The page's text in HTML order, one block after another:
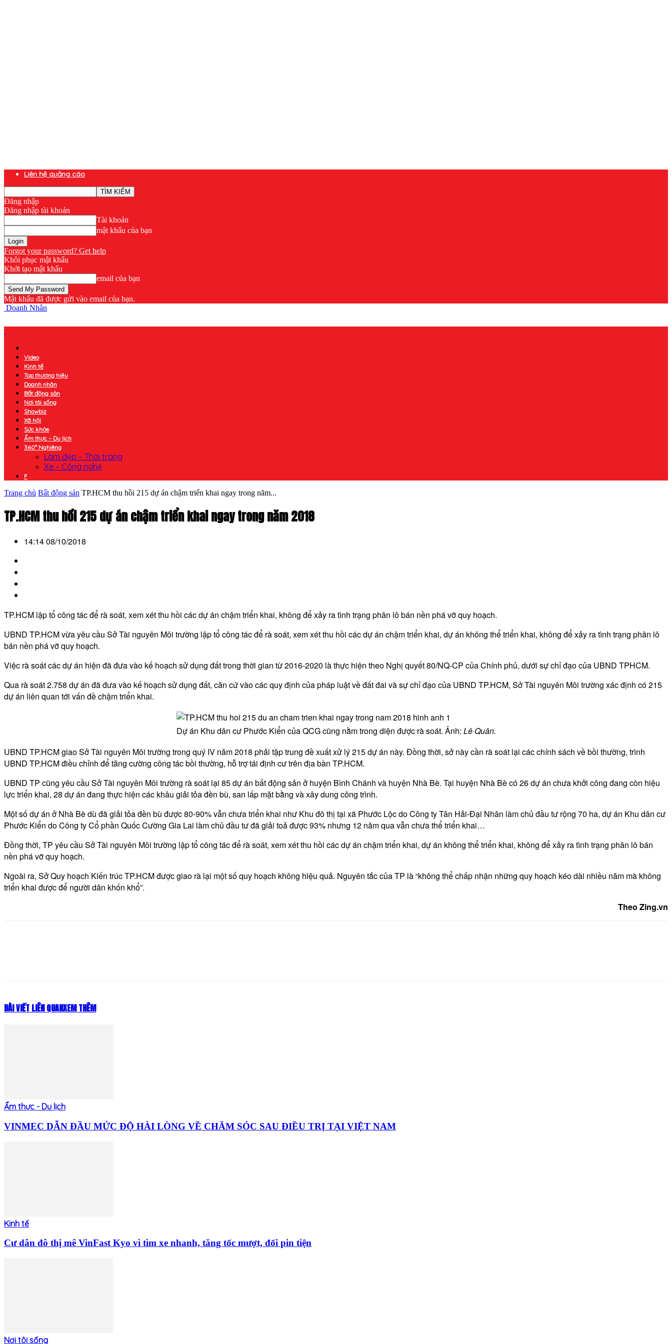
Liên hệ quảng cáo
Đăng nhập
Đăng nhập tài khoản
Tài khoản
mật khẩu của bạn
Forgot your password? Get help
Khôi phục mật khẩu
Khởi tạo mật khẩu
email của bạn
Mật khẩu đã được gửi vào email của bạn.
Doanh Nhân
Video
Kinh tế
Top thương hiệu
Doanh nhân
Bất động sản
Nơi tôi sống
Showbiz
Xã hội
Sức khỏe
Ẩm thực – Du lịch
360° Nghiêng
Làm đẹp – Thời trang
Xe – Công nghệ
F
Trang chủ Bất động sản TP.HCM thu hồi 215 dự án chậm triển khai ngay trong năm...
TP.HCM thu hồi 215 dự án chậm triển khai ngay trong năm 2018
14:14 08/10/2018
TP.HCM lập tổ công tác để rà soát, xem xét thu hồi các dự án chậm triển khai, không để xảy ra tình trạng phân lô bán nền phá vỡ quy hoạch.
UBND TP.HCM vừa yêu cầu Sở Tài nguyên Môi trường lập tổ công tác để rà soát, xem xét thu hồi các dự án chậm triển khai, dự án không thể triển khai, không để xảy ra tình trạng phân lô
bán nền phá vỡ quy hoạch.
Việc rà soát các dự án hiện đã đưa vào kế hoạch sử dụng đất trong thời gian từ 2016-2020 là thực hiện theo Nghị quyết 80/NQ-CP của Chính phủ, dưới sự chỉ đạo của UBND TPHCM.
Qua rà soát 2.758 dự án đã đưa vào kế hoạch sử dụng đất, căn cứ vào các quy định của pháp luật về đất đai và sự chỉ đạo của UBND TP.HCM, Sở Tài nguyên Môi trường xác định có 215
dự án liên quan tới vấn đề chậm triển khai.
Dự án Khu dân cư Phước Kiển của QCG cũng nằm trong diện được rà soát. Ảnh: Lê Quân.
UBND TP.HCM giao Sở Tài nguyên Môi trường trong quý IV năm 2018 phải tập trung đề xuất xử lý 215 dự án này. Đồng thời, sở này cần rà soát lại các chính sách về bồi thường, trình
UBND TP.HCM điều chỉnh để tăng cường công tác bồi thường, hỗ trợ tái định cư trên địa bàn TP.HCM.
UBND TP cũng yêu cầu Sở Tài nguyên Môi trường rà soát lại 85 dự án bất động sản ở huyện Bình Chánh và huyện Nhà Bè. Tại huyện Nhà Bè có 26 dự án chưa khởi công đang còn hiệu
lực triển khai, 28 dự án đang thực hiện các khâu giải tỏa đền bù, san lấp mặt bằng và xây dung công trình.
Một số dự án ở Nhà Bè dù đã giải tỏa đền bù được 80-90% vẫn chưa triển khai như Khu đô thị tại xã Phước Lộc do Công ty Tân Hải-Đại Nhân làm chủ đầu tư rộng 70 ha, dự án Khu dân cư
Phước Kiển do Công ty Cổ phần Quốc Cường Gia Lai làm chủ đầu tư đã giải toả được 93% nhưng 12 năm qua vẫn chưa thể triển khai…
Đồng thời, TP yêu cầu Sở Tài nguyên Môi trường lập tổ công tác để rà soát, xem xét thu hồi các dự án chậm triển khai, dự án không thể triển khai, không để xảy ra tình trạng phân lô bán
nền phá vỡ quy hoạch.
Ngoài ra, Sở Quy hoạch Kiến trúc TP.HCM được giao rà lại một số quy hoạch không hiệu quả. Nguyên tắc của TP là “không thể chấp nhận những quy hoạch kéo dài nhiều năm mà không
triển khai được để người dân khốn khổ”.
Theo Zing.vn
BÀI VIẾT LIÊN QUANXEM THÊM
Ẩm thực - Du lịch
VINMEC DẪN ĐẦU MỨC ĐỘ HÀI LÒNG VỀ CHĂM SÓC SAU ĐIỀU TRỊ TẠI VIỆT NAM
Kinh tế
Cư dân đô thị mê VinFast Kyo vì tìm xe nhanh, tăng tốc mượt, đổi pin tiện
Nơi tôi sống